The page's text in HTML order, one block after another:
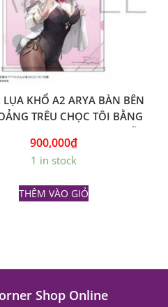
LỤA KHỔ A2 ARYA BÀN BÊN
TRÊU CHỌC TÔI BẰNG
VER. BUNNY GIRL – GỐC
NHẬT
900,000₫
1 in stock
THÊM VÀO GIỎ
Shop Online